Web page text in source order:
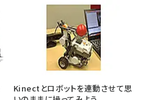
Kinectとロボットを連動させて思